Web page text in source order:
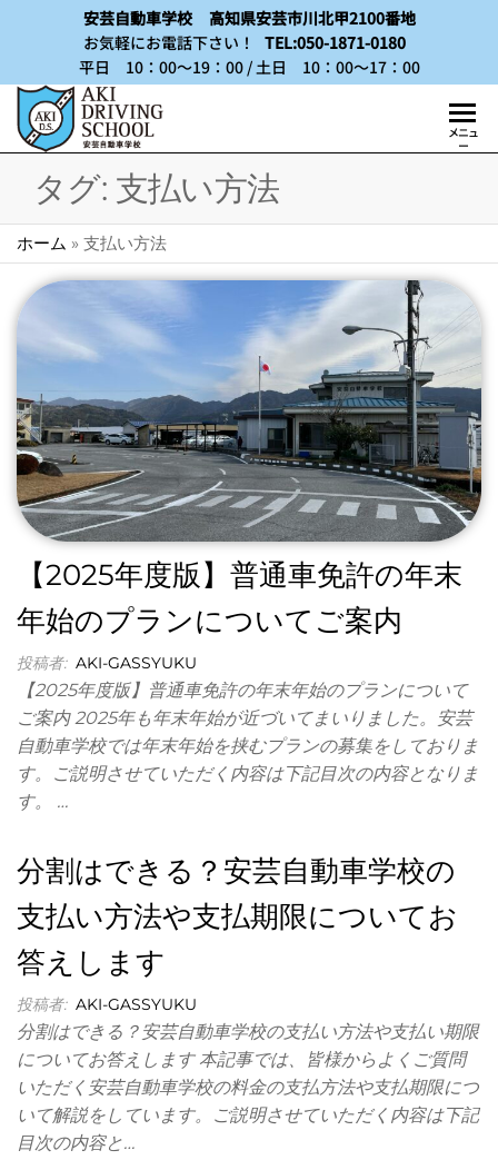
安芸自動車学校
高知県安芸市川北甲2100番地
お気軽にお電話下さい！
TEL:050-1871-0180
平日 10：00～19：00 / 土日 10：00～17：00
知
で
宿
免
な
ら
安
芸
自
動
学
校
｜
学
校
で
予
が
便
利
♪
い！
安
い！
楽し
四国
ある
町
「高
知県
安芸
市」
にあ
る安
芸自
学校
宿プ
ラン
で
す。
高速
アク
セス
でき
メニュ
ー
タグ: 支払い方法
ホーム » 支払い方法
【2025年度版】普通車免許の年末
年始のプランについてご案内
投稿者: AKI-GASSYUKU
【2025年度版】普通車免許の年末年始のプランについて
ご案内 2025年も年末年始が近づいてまいりました。安芸
自動車学校では年末年始を挟むプランの募集をしておりま
す。ご説明させていただく内容は下記目次の内容となりま
す。 …
分割はできる？安芸自動車学校の
支払い方法や支払期限についてお
答えします
投稿者: AKI-GASSYUKU
分割はできる？安芸自動車学校の支払い方法や支払い期限
についてお答えします 本記事では、皆様からよくご質問
いただく安芸自動車学校の料金の支払方法や支払期限につ
いて解説をしています。ご説明させていただく内容は下記
目次の内容と…